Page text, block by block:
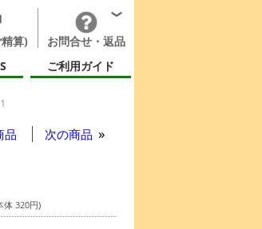
算)
お問合せ・返品
ご利用ガイド
品 次の商品
体 320円)